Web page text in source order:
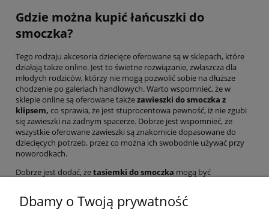
Gdzie można kupić łańcuszki do
smoczka?
Tego rodzaju akcesoria dziecięce oferowane są w sklepach, które
działają także online. Jest to świetne rozwiązanie, zwłaszcza dla
młodych rodziców, którzy nie mogą pozwolić sobie na dłuższe
chodzenie po galeriach handlowych. Warto wspomnieć, że w
sklepie online są oferowane takżezawieszki do smoczka z
klipsem, co sprawia, że jest stuprocentowa pewność, iż nie zgubi
się zawieszki na żadnym spacerze. Dobrze jest wspomnieć, że
wszystkie oferowane zawieszki są znakomicie dopasowane do
dziecięcych potrzeb, przez co można ich swobodnie używać przy
noworodkach.
Dobrze jest dodać, żetasiemki do smoczka mogą być
się je bez problemu zamontować przy nowoczesnych, jak i
specjalistycznych smoczkach. Warto pamiętać, iż
Dbamy o Twoją prywatność